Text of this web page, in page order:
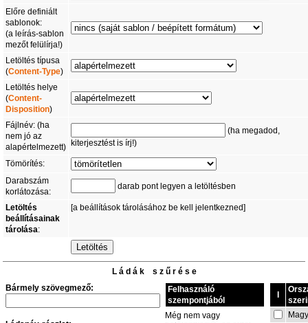
Előre definiált
sablonok:
(a leírás-sablon
mezőt felülírja!)
Letöltés típusa
(Content-Type)
Letöltés helye
(Content-
Disposition)
Fájlnév: (ha
nem jó az
alapértelmezett)
(ha megadod,
kiterjesztést is írj!)
Tömörítés:
Darabszám
korlátozása:
darab pont legyen a letöltésben
Letöltés
beállításainak
tárolása:
[a beállítások tárolásához be kell jelentkezned]
L á d á k s z ű r é s e
Bármely szövegmező:
Felhasználó
szempontjából
Még nem vagy